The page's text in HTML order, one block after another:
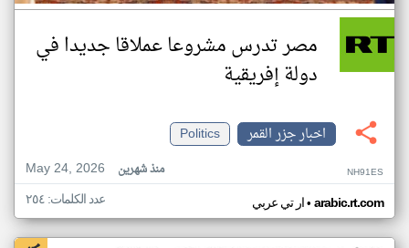
مصر تدرس مشروعا عملاقا جديدا في
دولة إفريقية
اخبار جزر القمر
Politics
May 24, 2026
منذ شهرين NH91ES
ار تي عربي• arabic.rt.com عدد الكلمات: ٢٥٤